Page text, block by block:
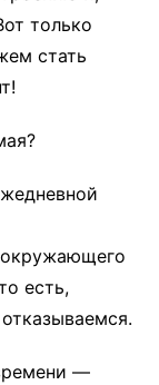
только
стать
есть,
—